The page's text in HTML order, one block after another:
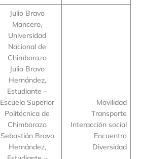
Julio Bravo
Mancero,
Universidad
Nacional de
Chimborazo
Julio Bravo
Hernández,
Estudiante –
Escuela Superior
Politécnica de
Chimborazo
Sebastián Bravo
Hernández,
Movilidad
Transporte
Interacción social
Encuentro
Diversidad